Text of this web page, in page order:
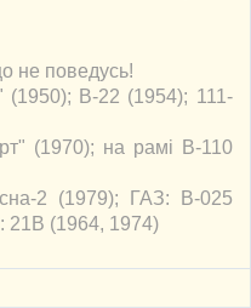
не поведусь!
В-22 (1954); 111-
на рамі В-110
ГАЗ: В-025
21В (1964, 1974)